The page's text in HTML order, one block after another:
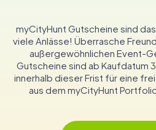
myCityHunt Gutscheine sind
viele Anlässe! Überrasche
außergewöhnlichen Event-
Gutscheine sind ab Kaufdatum
innerhalb dieser Frist für eine
aus dem myCityHunt